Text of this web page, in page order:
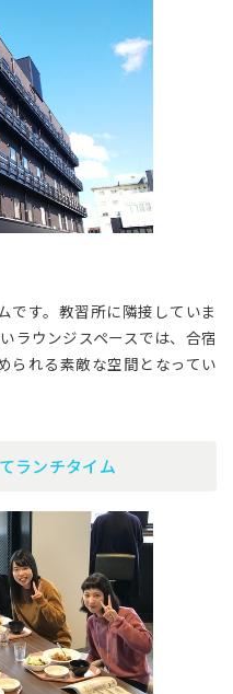
です。教習所に隣接していま
ラウンジスペースでは、合宿
られる素敵な空間となってい
ランチタイム